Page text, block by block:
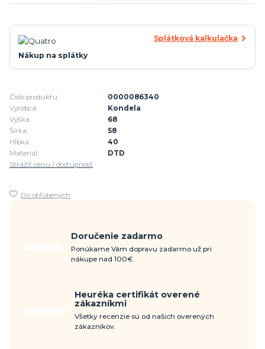
Splátková kalkulačka
Nákup na splátky
Číslo produktu:
0000086340
Výrobca:
Kondela
Výška:
68
Šírka:
58
Hĺbka:
40
Materiál:
DTD
Strážiť cenu / dostupnosť
Do obľúbených
Doručenie zadarmo
Ponúkame Vám dopravu zadarmo už pri
nákupe nad 100€.
Heuréka certifikát overené
zákazníkmi
Všetky recenzie sú od našich overených
zákazníkov.